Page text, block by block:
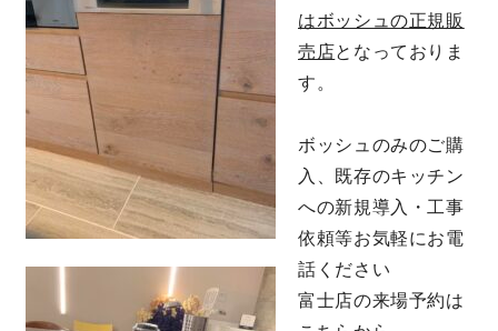
Blue Style
キママプラス
納得リフォームスタジオ nattoku リノベ
分譲住宅･不動産 スタッフブログ
はボッシュの正規販
売店となっておりま
す。
ボッシュのみのご購
入、既存のキッチン
への新規導入・工事
依頼等お気軽にお電
話ください
富士店の来場予約は